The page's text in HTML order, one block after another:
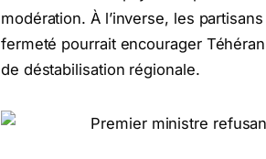
modération. À l’inverse, les
fermeté pourrait encourager
de déstabilisation régionale.